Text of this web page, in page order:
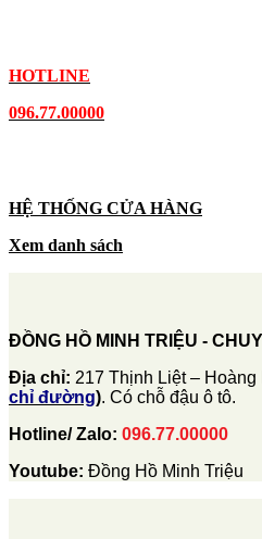
HOTLINE
096.77.00000
HỆ THỐNG CỬA HÀNG
Xem danh sách
ĐỒNG HỒ MINH TRIỆU -
Địa chỉ: 217 Thịnh Liệt – Hoàng
chỉ đường). Có chỗ đậu ô tô.
Hotline/ Zalo: 096.77.00000
Youtube: Đồng Hồ Minh Triệu